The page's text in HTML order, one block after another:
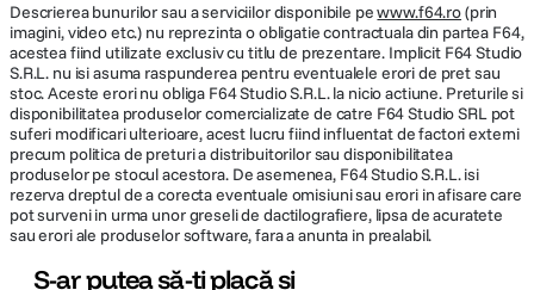
Descrierea bunurilor sau a serviciilor disponibile pewww.f64.ro(prin
imagini, video etc.) nu reprezinta o obligatie contractuala din partea F64,
acestea fiind utilizate exclusiv cu titlu de prezentare. Implicit F64 Studio
S.R.L. nu isi asuma raspunderea pentru eventualele erori de pret sau
stoc. Aceste erori nu obliga F64 Studio S.R.L. la nicio actiune. Preturile si
disponibilitatea produselor comercializate de catre F64 Studio SRL pot
suferi modificari ulterioare, acest lucru fiind influentat de factori externi
precum politica de preturi a distribuitorilor sau disponibilitatea
produselor pe stocul acestora. De asemenea, F64 Studio S.R.L. isi
rezerva dreptul de a corecta eventuale omisiuni sau erori in afisare care
pot surveni in urma unor greseli de dactilografiere, lipsa de acuratete
sau erori ale produselor software, fara a anunta in prealabil.
S-ar putea să-ți placă și